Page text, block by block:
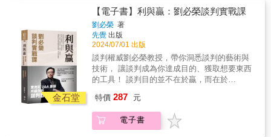
景、性格與能力」、「角色之間的對話」、
「情境的營造」、「心理戰術」等。透過對電
影情節的分析，讓讀者從中學習談判溝通的心
態、技巧、戰術和策略。&2.融合談判理論和溝
通技巧實踐分析電影並提供相關的談判理論和
溝通技巧，將其應用到實際情境中，幫助讀者
更熟悉理論與知識，學會如何在實際談判場景
中應用這些技巧。&3.提供具體示例和練習讓讀
者可以透過模仿電影中的角色或情境，練習和
應用所學的談判溝通技巧，更深入理解並掌握
這些技巧。&4.豐富的趣味元素和引人入勝的故
事讓讀者在閱讀的過程中感到愉快和興奮，提
種智慧的累積。&這本書，是給我兒子今年滿八
歲的生日禮物。更要獻給去年驟逝、已在天上
和老爸相聚的老媽，雖然我們無法再拿著我的
新書合照。老媽我愛您，感謝您，您們一直都
在。&前言/看電影學談判溝通這本書可以幫助
讀者更容易理解「看電影學談判溝通」的核心
理念、實踐方法以及相應的好處和利益，並激
發學習興趣。幫助讀者更具體理解如何透過
「看電影」來提升溝通技巧和談判時的應對能
工作及生活的目標與成功。&本書的五大特色：
1.深入分析電影場景對於每一部電影，挑選其
內戰。尤瑞服務過的客戶除白宮和五角大廈，
更涵蓋數十家財星500大企業，處理各類勞資仲
裁、商業糾紛，以迄今日進行中的俄烏戰爭，
都有他戮力效勞的身影。 我們未必要達成協
議，而要促成新的「yes」 尤瑞擔任共同作者
的《哈佛這樣教談判力》（Getting to Yes），
全球暢銷超過1,500萬冊，是哈佛大學法、商學
衝突中達成雙方都滿意的協議。在新作中，尤
瑞總結多年談判經驗，提出一條全新的「通往
可能之路」（path to possible），主張我們要
習， 來不及看的人，可以馬上用這本書應
急。」──劉必榮 破解談判實戰盲點，把談判變
成可學習的學問， 是一本可以隨身攜帶、立即
可用的談判錦囊！ ● 跳槽、辭職、求職的談判
關鍵為何？ ● 沒籌碼怎麼辦？如何創造籌碼？
● 為什麼說底線其實只是一個迷思？ ● 談判地
點的選擇有什麼訣竅？ ● 就算要讓步，如何讓
得漂亮，讓得有價值？每一次讓步都換東西回
來？ 生活中談判無所不在，不是只有坐下來談
也是一種無形的談判。談判權威劉必榮教授，
在這本書中以豐富的情境和QA，帶你釐清談判
金石堂
【電子書】利與贏：劉必榮談判實戰課
劉必榮 著
先覺 出版
2024/07/01 出版
談判權威劉必榮教授，帶你洞悉談判的藝術與
技術， 讓談判成為你達成目的、獲取想要東西
的工具！ 談判目的並不在於贏，而在於
的； 反之，談判若「輸而有利」，則是可以接
受的。 重疊的利益才是彼此關係能否黏著、長
久維持的關鍵。 「我寫這本書的目的，是為讀
特價 287 元
電子書